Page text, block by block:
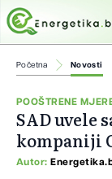
Početna Novosti
POOŠTRENE
SAD uvele
kompaniji
Autor: